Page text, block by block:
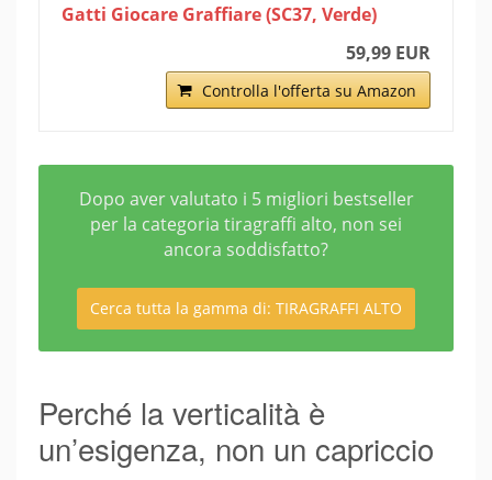
Gatti Giocare Graffiare (SC37, Verde)
59,99 EUR
Controlla l'offerta su Amazon
Dopo aver valutato i 5 migliori bestseller
per la categoria tiragraffi alto, non sei
ancora soddisfatto?
Cerca tutta la gamma di: TIRAGRAFFI ALTO
Perché la verticalità è
un’esigenza, non un capriccio